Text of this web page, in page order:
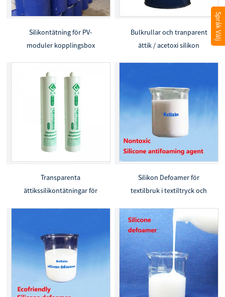
Silikontätning för PV-
moduler kopplingsbox
limning
Bulkrullar och tranparent
ättik / acetoxi silikon
Transparenta
ättikssilikontätningar för
Silikon Defoamer för
textilbruk i textiltryck och
Språk Välj